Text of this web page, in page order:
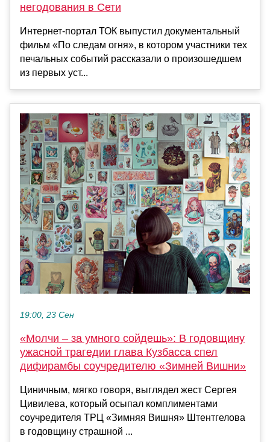
негодования в Сети
Интернет-портал ТОК выпустил документальный
фильм «По следам огня», в котором участники тех
печальных событий рассказали о произошедшем
из первых уст...
19:00, 23 Сен
«Молчи – за умного сойдешь»: В годовщину
ужасной трагедии глава Кузбасса спел
дифирамбы соучредителю «Зимней Вишни»
Циничным, мягко говоря, выглядел жест Сергея
Цивилева, который осыпал комплиментами
соучредителя ТРЦ «Зимняя Вишня» Штентгелова
в годовщину страшной ...